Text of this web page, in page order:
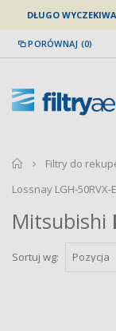
DŁUGO
PORÓWNAJ (0)
home
Filtry do
Lossnay LGH-50RVX-E
Mitsubishi
Sortuj wg: